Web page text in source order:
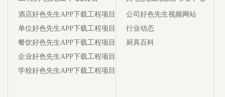
酒店好色先生APP下载工程项目
单位好色先生APP下载工程项目
餐饮好色先生APP下载工程项目
企业好色先生APP下载工程项目
学校好色先生APP下载工程项目
公司好色先生视频网站
行业动态
厨具百科